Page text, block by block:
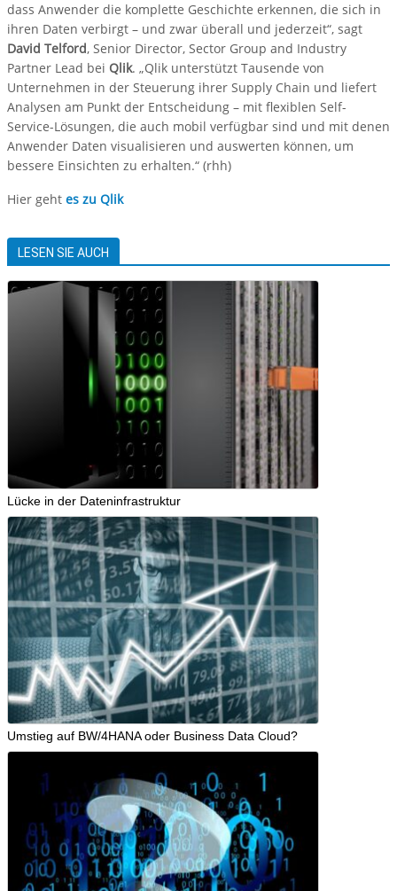
dass Anwender die komplette Geschichte erkennen, die sich in
ihren Daten verbirgt – und zwar überall und jederzeit“, sagt
David Telford, Senior Director, Sector Group and Industry
Partner Lead bei Qlik. „Qlik unterstützt Tausende von
Unternehmen in der Steuerung ihrer Supply Chain und liefert
Analysen am Punkt der Entscheidung – mit flexiblen Self-
Service-Lösungen, die auch mobil verfügbar sind und mit denen
Anwender Daten visualisieren und auswerten können, um
bessere Einsichten zu erhalten.“ (rhh)
Hier geht es zu Qlik
LESEN SIE AUCH
Lücke in der Dateninfrastruktur
Umstieg auf BW/4HANA oder Business Data Cloud?